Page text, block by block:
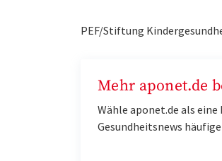
PEF/Stiftung
Mehr aponet.de
Wähle aponet.de als
Gesundheitsnews